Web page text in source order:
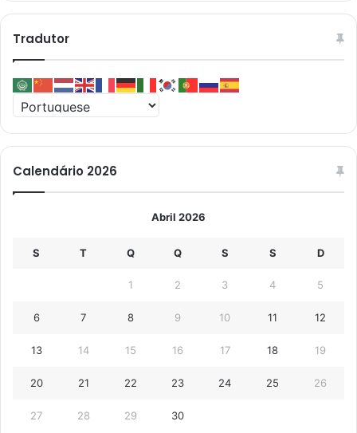
Tradutor
Calendário 2026
Abril 2026
S T Q Q S S D
1 2 3 4 5
6 7 8 9 10 11 12
13 14 15 16 17 18 19
20 21 22 23 24 25 26
27 28 29 30